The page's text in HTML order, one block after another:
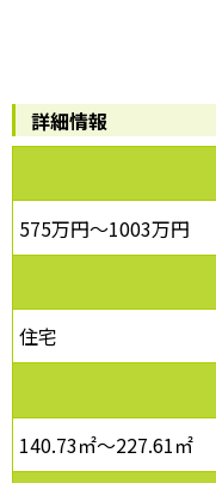
詳細情報
575万円～1003万円
住宅
140.73㎡～227.61㎡